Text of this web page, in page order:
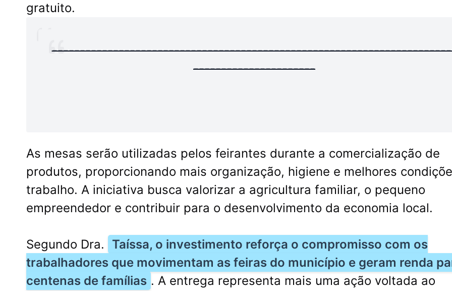
gratuito.
----------------------
As mesas serão utilizadas pelos feirantes durante a comercialização de
produtos, proporcionando mais organização, higiene e melhores
trabalho. A iniciativa busca valorizar a agricultura familiar, o pequeno
empreendedor e contribuir para o desenvolvimento da economia local.
Segundo Dra.
Taíssa, o investimento reforça o compromisso com os
trabalhadores que movimentam as feiras do município e geram renda
centenas de famílias . A entrega representa mais uma ação voltada ao